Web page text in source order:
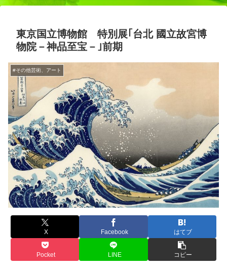
東京国立博物館 特別展｢台北 國立故宮博
物院－神品至宝－｣前期
#その他芸術、アート
X Facebook はてブ
Pocket LINE コピー